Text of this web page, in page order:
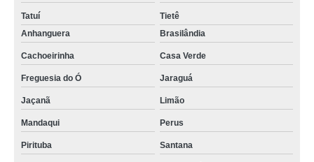
Tatuí
Tietê
Anhanguera
Brasilândia
Cachoeirinha Casa Verde
Freguesia do Ó Jaraguá
Jaçanã Limão
Mandaqui Perus
Pirituba Santana